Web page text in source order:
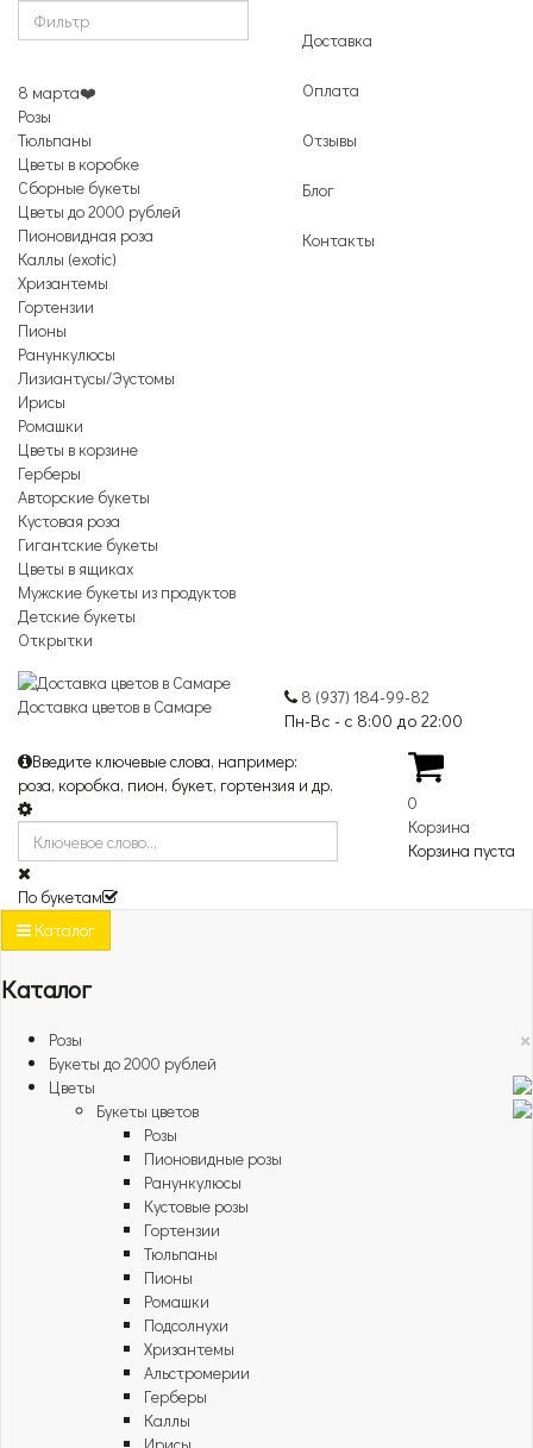
8 марта❤️
Розы
Тюльпаны
Цветы в коробке
Сборные букеты
Цветы до 2000 рублей
Пионовидная роза
Каллы (exotic)
Хризантемы
Гортензии
Пионы
Ранункулюсы
Лизиантусы/Эустомы
Ирисы
Ромашки
Цветы в корзине
Герберы
Авторские букеты
Кустовая роза
Гигантские букеты
Цветы в ящиках
Мужские букеты из продуктов
Детские букеты
Открытки
Доставка
Оплата
Отзывы
Блог
Контакты
Доставка цветов в Самаре
8 (937) 184-99-82
Пн-Вс - с 8:00 до 22:00
Введите ключевые слова, например:
роза, коробка, пион, букет, гортензия и др.
По букетам
0
Корзина
Корзина пуста
Каталог
Каталог
×
Розы
Букеты до 2000 рублей
Цветы
Букеты цветов
Розы
Пионовидные розы
Ранункулюсы
Кустовые розы
Гортензии
Тюльпаны
Пионы
Ромашки
Подсолнухи
Хризантемы
Альстромерии
Герберы
Каллы